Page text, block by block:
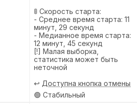
🚦 Скорость старта:
- Среднее время старта: 11
минут, 29 секунд
- Медианное время старта:
12 минут, 45 секунд
[!] Малая выборка,
статистика может быть
неточной
↩️ Доступна кнопка отмены
🟢 Стабильный